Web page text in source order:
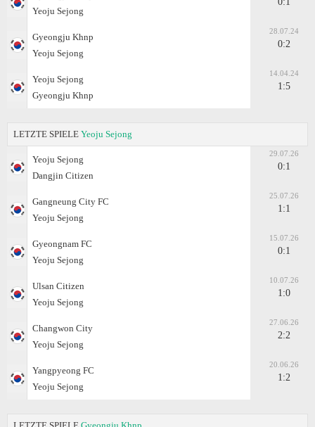
Yeoju Sejong
Gyeongju Khnp
Yeoju Sejong
28.07.24
0:2
Yeoju Sejong
Gyeongju Khnp
14.04.24
1:5
LETZTE SPIELE Yeoju Sejong
Yeoju Sejong
Dangjin Citizen
29.07.26
0:1
Gangneung City FC
Yeoju Sejong
25.07.26
1:1
Gyeongnam FC
Yeoju Sejong
15.07.26
0:1
Ulsan Citizen
Yeoju Sejong
10.07.26
1:0
Changwon City
Yeoju Sejong
27.06.26
2:2
Yangpyeong FC
Yeoju Sejong
20.06.26
1:2